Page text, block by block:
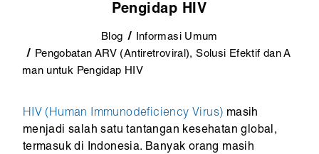
Pengidap HIV
Blog
Informasi Umum
Pengobatan ARV (Antiretroviral), Solusi Efektif dan A
man untuk Pengidap HIV
HIV (Human Immunodeficiency Virus) masih
menjadi salah satu tantangan kesehatan global,
termasuk di Indonesia. Banyak orang masih